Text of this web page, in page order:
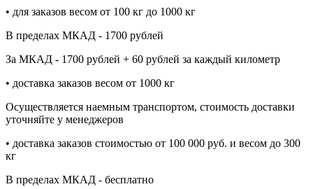
• для заказов весом от 100 кг до 1000 кг
В пределах МКАД - 1700 рублей
За МКАД - 1700 рублей + 60 рублей за каждый километр
• доставка заказов весом от 1000 кг
Осуществляется наемным транспортом, стоимость доставки
уточняйте у менеджеров
• доставка заказов стоимостью от 100 000 руб. и весом до 300
кг
В пределах МКАД - бесплатно